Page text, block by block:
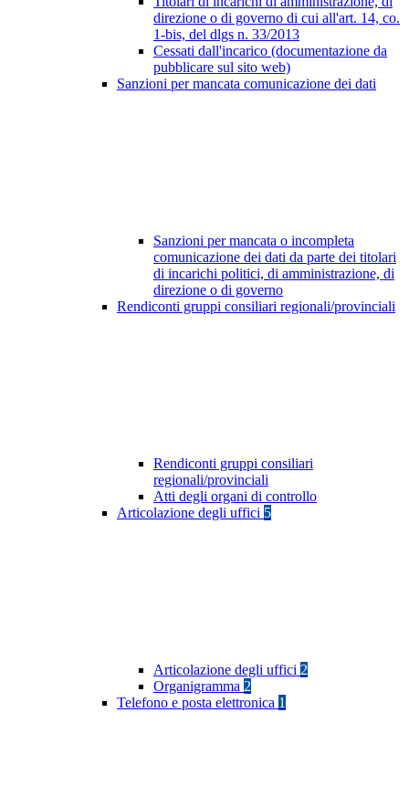
direzione o di governo di cui all'art. 14, co.
1-bis, del dlgs n. 33/2013
Cessati dall'incarico (documentazione da
pubblicare sul sito web)
Sanzioni per mancata comunicazione dei dati
Sanzioni per mancata o incompleta
comunicazione dei dati da parte dei titolari
di incarichi politici, di amministrazione, di
direzione o di governo
Rendiconti gruppi consiliari regionali/provinciali
Rendiconti gruppi consiliari
regionali/provinciali
Atti degli organi di controllo
Articolazione degli uffici 5
Articolazione degli uffici 2
Organigramma 2
Telefono e posta elettronica 1